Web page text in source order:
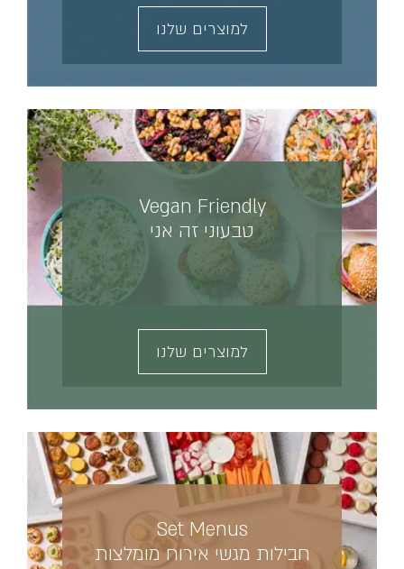
למוצרים שלנו
Vegan Friendly
טבעוני זה אני
למוצרים שלנו
Set Menus
חבילות מגשי אירוח מומלצות